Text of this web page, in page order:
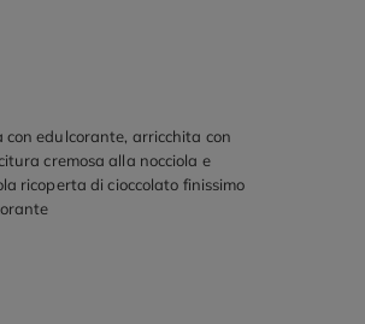
edulcorante, arricchita con
cremosa alla nocciola e
ricoperta di cioccolato finissimo